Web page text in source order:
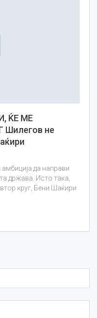
ЌЕ МЕ
не
амбиција да направи
држава. Исто така,
круг, Бени Шаќири